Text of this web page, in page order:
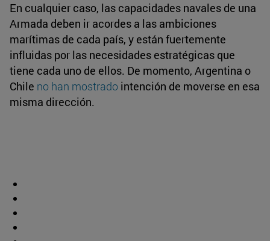
En cualquier caso, las capacidades navales de una
Armada deben ir acordes a las ambiciones
marítimas de cada país, y están fuertemente
influidas por las necesidades estratégicas que
tiene cada uno de ellos. De momento, Argentina o
Chile no han mostrado intención de moverse en esa
misma dirección.